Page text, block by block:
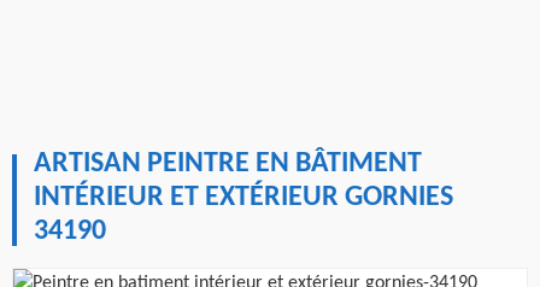
ARTISAN PEINTRE EN BÂTIMENT
INTÉRIEUR ET EXTÉRIEUR GORNIES
34190